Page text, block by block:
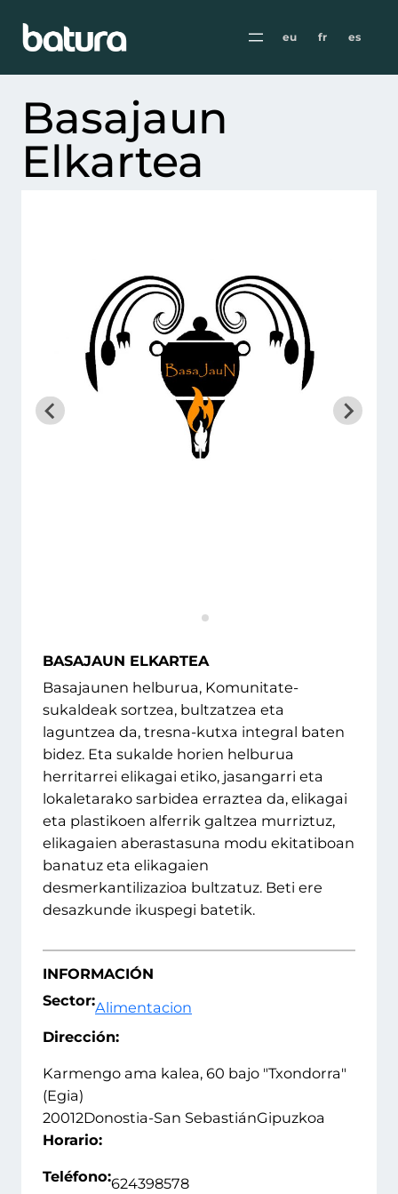
eu fr es
Basajaun
Elkartea
BASAJAUN ELKARTEA
Basajaunen helburua, Komunitate-
sukaldeak sortzea, bultzatzea eta
laguntzea da, tresna-kutxa integral baten
bidez. Eta sukalde horien helburua
herritarrei elikagai etiko, jasangarri eta
lokaletarako sarbidea erraztea da, elikagai
eta plastikoen alferrik galtzea murriztuz,
elikagaien aberastasuna modu ekitatiboan
banatuz eta elikagaien
desmerkantilizazioa bultzatuz. Beti ere
desazkunde ikuspegi batetik.
INFORMACIÓN
Sector:Alimentacion
Dirección:
Karmengo ama kalea, 60 bajo "Txondorra"
(Egia)
20012Donostia-San SebastiánGipuzkoa
Horario:
Teléfono:624398578